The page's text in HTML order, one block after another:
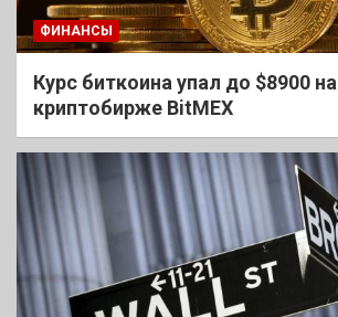
ФИНАНСЫ
Курс биткоина упал до $8900 на
криптобирже BitMEX